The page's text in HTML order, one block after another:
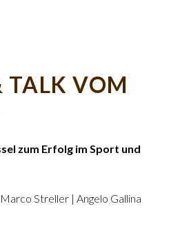
TALK VOM
zum Erfolg im Sport und
Streller | Angelo Gallina